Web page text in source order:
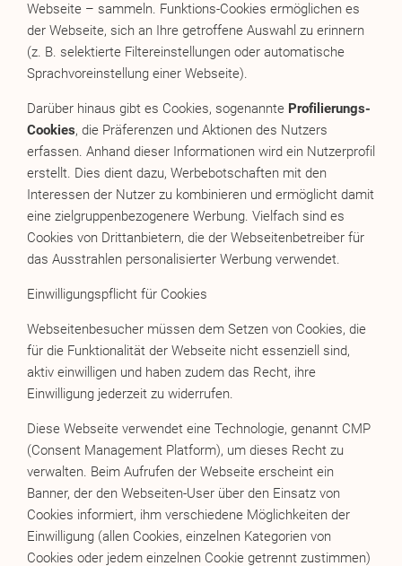
Webseite – sammeln. Funktions-Cookies ermöglichen es
der Webseite, sich an Ihre getroffene Auswahl zu erinnern
(z. B. selektierte Filtereinstellungen oder automatische
Sprachvoreinstellung einer Webseite).
Darüber hinaus gibt es Cookies, sogenannte Profilierungs-
Cookies, die Präferenzen und Aktionen des Nutzers
erfassen. Anhand dieser Informationen wird ein Nutzerprofil
erstellt. Dies dient dazu, Werbebotschaften mit den
Interessen der Nutzer zu kombinieren und ermöglicht damit
eine zielgruppenbezogenere Werbung. Vielfach sind es
Cookies von Drittanbietern, die der Webseitenbetreiber für
das Ausstrahlen personalisierter Werbung verwendet.
Einwilligungspflicht für Cookies
Webseitenbesucher müssen dem Setzen von Cookies, die
für die Funktionalität der Webseite nicht essenziell sind,
aktiv einwilligen und haben zudem das Recht, ihre
Einwilligung jederzeit zu widerrufen.
Diese Webseite verwendet eine Technologie, genannt CMP
(Consent Management Platform), um dieses Recht zu
verwalten. Beim Aufrufen der Webseite erscheint ein
Banner, der den Webseiten-User über den Einsatz von
Cookies informiert, ihm verschiedene Möglichkeiten der
Einwilligung (allen Cookies, einzelnen Kategorien von
Cookies oder jedem einzelnen Cookie getrennt zustimmen)